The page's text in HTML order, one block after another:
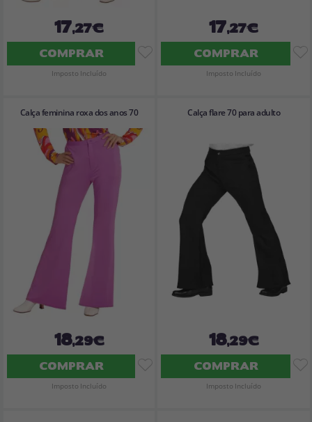
17,27€
COMPRAR
Imposto Incluído
17,27€
COMPRAR
Imposto Incluído
Calça feminina roxa dos anos 70
18,29€
COMPRAR
Imposto Incluído
Calça flare 70 para adulto
18,29€
COMPRAR
Imposto Incluído